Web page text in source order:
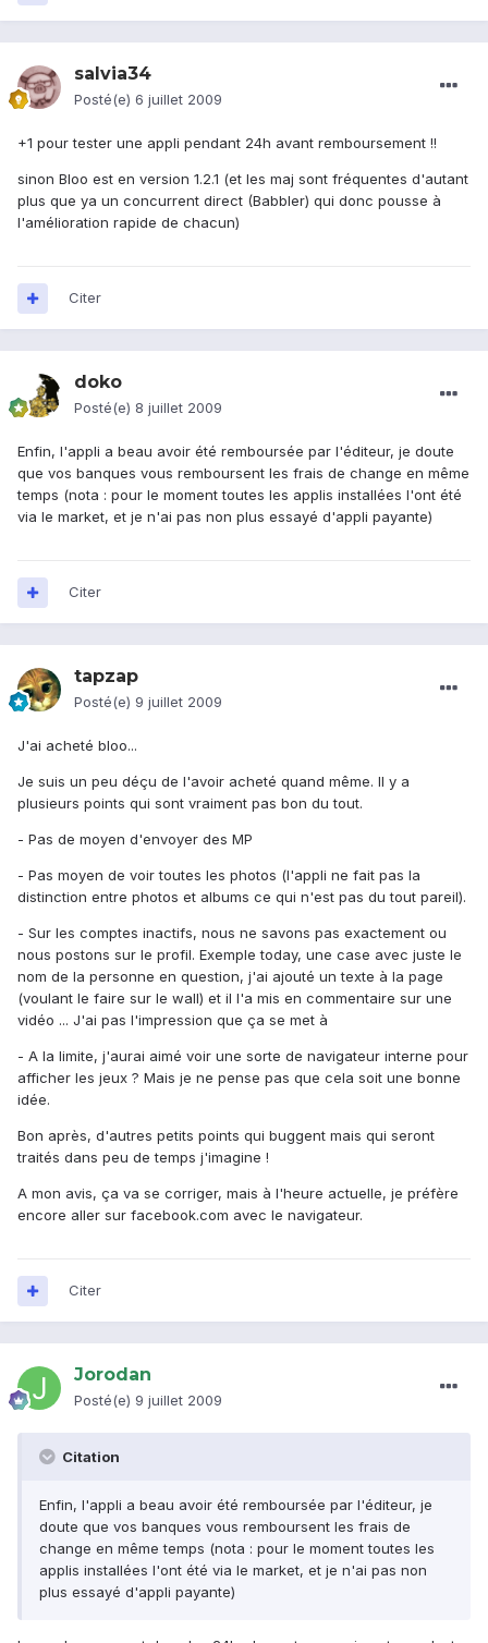
salvia34
Posté(e) 6 juillet 2009
+1 pour tester une appli pendant 24h avant remboursement !!
sinon Bloo est en version 1.2.1 (et les maj sont fréquentes d'autant
plus que ya un concurrent direct (Babbler) qui donc pousse à
l'amélioration rapide de chacun)
Citer
doko
Posté(e) 8 juillet 2009
Enfin, l'appli a beau avoir été remboursée par l'éditeur, je doute
que vos banques vous remboursent les frais de change en même
temps (nota : pour le moment toutes les applis installées l'ont été
via le market, et je n'ai pas non plus essayé d'appli payante)
Citer
tapzap
Posté(e) 9 juillet 2009
J'ai acheté bloo...
Je suis un peu déçu de l'avoir acheté quand même. Il y a
plusieurs points qui sont vraiment pas bon du tout.
- Pas de moyen d'envoyer des MP
- Pas moyen de voir toutes les photos (l'appli ne fait pas la
distinction entre photos et albums ce qui n'est pas du tout pareil).
- Sur les comptes inactifs, nous ne savons pas exactement ou
nous postons sur le profil. Exemple today, une case avec juste le
nom de la personne en question, j'ai ajouté un texte à la page
(voulant le faire sur le wall) et il l'a mis en commentaire sur une
vidéo ... J'ai pas l'impression que ça se met à
- A la limite, j'aurai aimé voir une sorte de navigateur interne pour
afficher les jeux ? Mais je ne pense pas que cela soit une bonne
idée.
Bon après, d'autres petits points qui buggent mais qui seront
traités dans peu de temps j'imagine !
A mon avis, ça va se corriger, mais à l'heure actuelle, je préfère
encore aller sur facebook.com avec le navigateur.
Citer
Jorodan
Posté(e) 9 juillet 2009
Citation
Enfin, l'appli a beau avoir été remboursée par l'éditeur, je
doute que vos banques vous remboursent les frais de
change en même temps (nota : pour le moment toutes les
applis installées l'ont été via le market, et je n'ai pas non
plus essayé d'appli payante)